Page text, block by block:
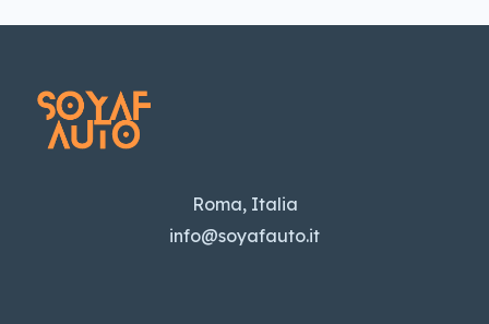
Roma, Italia
info@soyafauto.it